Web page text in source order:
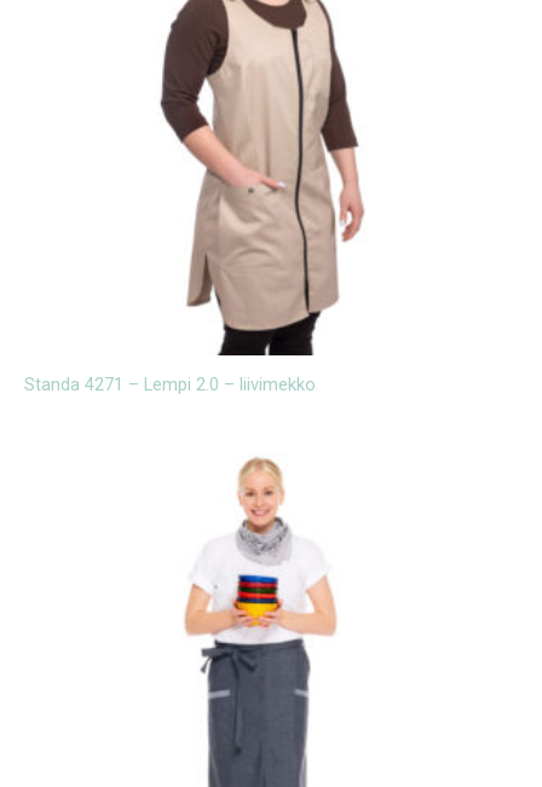
Standa 4271 – Lempi 2.0 – liivimekko